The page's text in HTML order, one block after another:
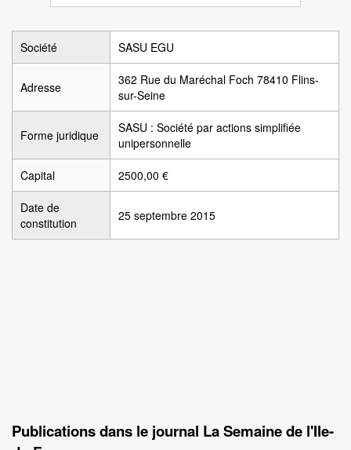
Société SASU EGU
Adresse
362 Rue du Maréchal Foch 78410 Flins-
sur-Seine
Forme juridique
SASU : Société par actions simplifiée
unipersonnelle
Capital 2500,00 €
Date de
constitution
25 septembre 2015
Publications dans le journal La Semaine de l'Ile-